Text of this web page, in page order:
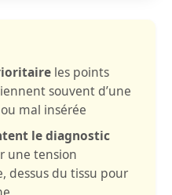
les points
souvent d’une
mal insérée
le diagnostic
une tension
dessus du tissu pour